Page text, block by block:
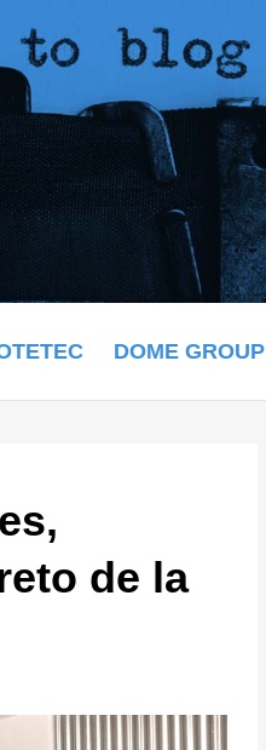
DOME GROUP
de la